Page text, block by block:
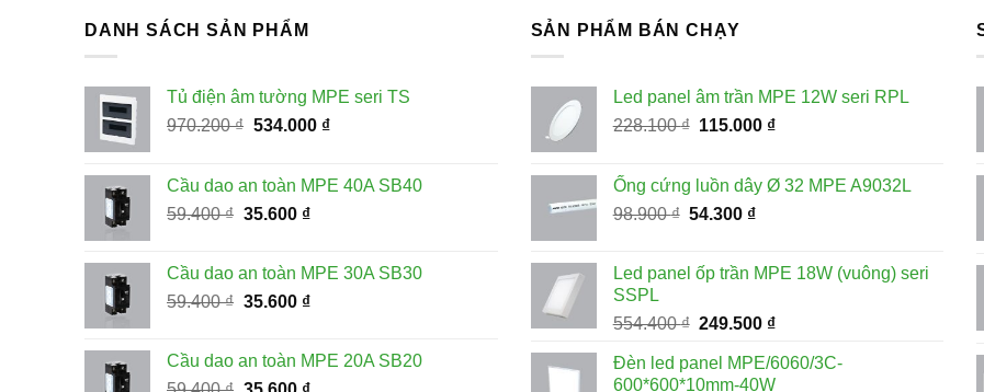
DANH SÁCH SẢN PHẨM
Tủ điện âm tường MPE seri TS
970.200₫ Giá
970.200 ₫.
534.000 ₫Giá
là:
Cầu dao an toàn MPE 40A SB40
59.400₫ Giá
59.400 ₫.
35.600 ₫Giá
là:
35.600 ₫.
Cầu dao an toàn MPE 30A SB30
59.400₫ Giá
59.400 ₫.
35.600 ₫Giá
là:
Cầu dao an toàn MPE 20A SB20
Giá Giá
SẢN PHẨM BÁN CHẠY
Led panel âm trần MPE 12W seri RPL
228.100₫ Giá
228.100 ₫.
115.000 ₫Giá
là:
Ống cứng luồn dây Ø 32 MPE A9032L
98.900₫ Giá
98.900 ₫.
54.300 ₫Giá
là:
Led panel ốp trần MPE 18W (vuông) seri
SSPL
554.400₫ Giá
là:
249.500 ₫Giá
tại
Đèn led panel MPE/6060/3C-
600*600*10mm-40W